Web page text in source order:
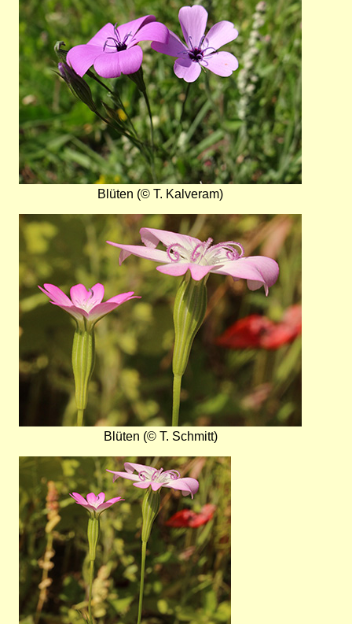
Blüten (© T. Kalveram)
Bild
Blüten (© T. Schmitt)
Bild